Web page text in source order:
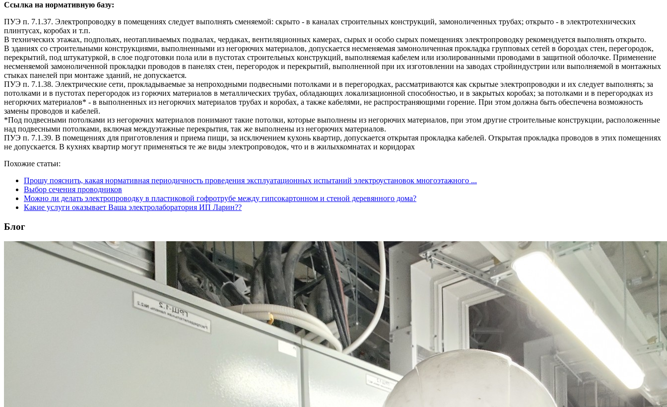
Ссылка на нормативную базу:
ПУЭ п. 7.1.37. Электропроводку в помещениях следует выполнять сменяемой: скрыто - в каналах строительных конструкций, замоноличенных трубах; открыто - в электротехнических
плинтусах, коробах и т.п.
В технических этажах, подпольях, неотапливаемых подвалах, чердаках, вентиляционных камерах, сырых и особо сырых помещениях электропроводку рекомендуется выполнять открыто.
В зданиях со строительными конструкциями, выполненными из негорючих материалов, допускается несменяемая замоноличенная прокладка групповых сетей в бороздах стен, перегородок,
перекрытий, под штукатуркой, в слое подготовки пола или в пустотах строительных конструкций, выполняемая кабелем или изолированными проводами в защитной оболочке. Применение
несменяемой замоноличенной прокладки проводов в панелях стен, перегородок и перекрытий, выполненной при их изготовлении на заводах стройиндустрии или выполняемой в монтажных
стыках панелей при монтаже зданий, не допускается.
ПУЭ п. 7.1.38. Электрические сети, прокладываемые за непроходными подвесными потолками и в перегородках, рассматриваются как скрытые электропроводки и их следует выполнять; за
потолками и в пустотах перегородок из горючих материалов в металлических трубах, обладающих локализационной способностью, и в закрытых коробах; за потолками и в перегородках из
негорючих материалов* - в выполненных из негорючих материалов трубах и коробах, а также кабелями, не распространяющими горение. При этом должна быть обеспечена возможность
замены проводов и кабелей.
*Под подвесными потолками из негорючих материалов понимают такие потолки, которые выполнены из негорючих материалов, при этом другие строительные конструкции, расположенные
над подвесными потолками, включая междуэтажные перекрытия, так же выполнены из негорючих материалов.
ПУЭ п. 7.1.39. В помещениях для приготовления и приема пищи, за исключением кухонь квартир, допускается открытая прокладка кабелей. Открытая прокладка проводов в этих помещениях
не допускается. В кухнях квартир могут применяться те же виды электропроводок, что и в жилыхкомнатах и коридорах
Похожие статьи:
Прошу пояснить, какая нормативная периодичность проведения эксплуатационных испытаний электроустановок многоэтажного ...
Выбор сечения проводников
Можно ли делать электропроводку в пластиковой гофротрубе между гипсокартонном и стеной деревянного дома?
Какие услуги оказывает Ваша электролаборатория ИП Ларин??
Блог